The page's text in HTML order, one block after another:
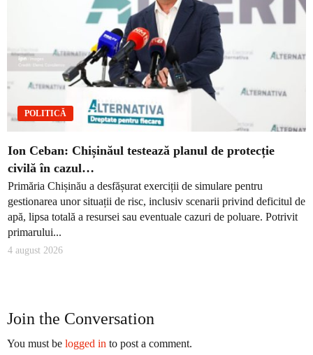
POLITICĂ
Ion Ceban: Chișinăul testează planul de protecție
civilă în cazul…
Primăria Chișinău a desfășurat exerciții de simulare pentru
gestionarea unor situații de risc, inclusiv scenarii privind deficitul de
apă, lipsa totală a resursei sau eventuale cazuri de poluare. Potrivit
primarului...
4 august 2026
Join the Conversation
You must be logged in to post a comment.